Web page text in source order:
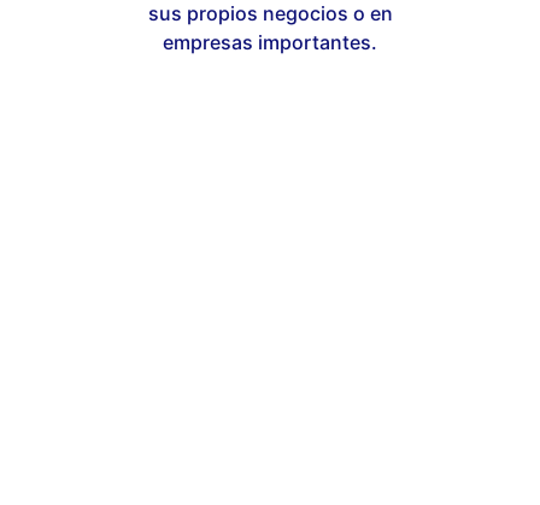
sus propios negocios o en
empresas importantes.